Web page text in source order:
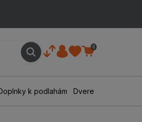
0
k podlahám Dvere